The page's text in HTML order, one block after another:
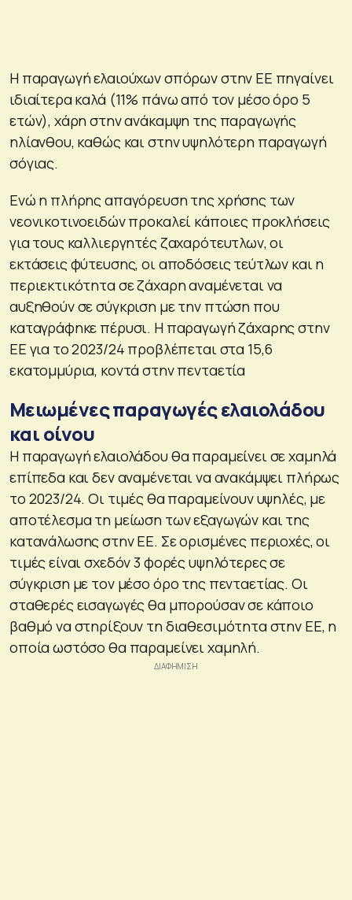
Η παραγωγή ελαιούχων σπόρων στην ΕΕ πηγαίνει
ιδιαίτερα καλά (11% πάνω από τον μέσο όρο 5
ετών), χάρη στην ανάκαμψη της παραγωγής
ηλίανθου, καθώς και στην υψηλότερη παραγωγή
σόγιας.
Ενώ η πλήρης απαγόρευση της χρήσης των
νεονικοτινοειδών προκαλεί κάποιες προκλήσεις
για τους καλλιεργητές ζαχαρότευτλων, οι
εκτάσεις φύτευσης, οι αποδόσεις τεύτλων και η
περιεκτικότητα σε ζάχαρη αναμένεται να
αυξηθούν σε σύγκριση με την πτώση που
καταγράφηκε πέρυσι. Η παραγωγή ζάχαρης στην
ΕΕ για το 2023/24 προβλέπεται στα 15,6
εκατομμύρια, κοντά στην πενταετία
Μειωμένες παραγωγές ελαιολάδου
και οίνου
Η παραγωγή ελαιολάδου θα παραμείνει σε χαμηλά
επίπεδα και δεν αναμένεται να ανακάμψει πλήρως
το 2023/24. Οι τιμές θα παραμείνουν υψηλές, με
αποτέλεσμα τη μείωση των εξαγωγών και της
κατανάλωσης στην ΕΕ. Σε ορισμένες περιοχές, οι
τιμές είναι σχεδόν 3 φορές υψηλότερες σε
σύγκριση με τον μέσο όρο της πενταετίας. Οι
σταθερές εισαγωγές θα μπορούσαν σε κάποιο
βαθμό να στηρίξουν τη διαθεσιμότητα στην ΕΕ, η
οποία ωστόσο θα παραμείνει χαμηλή.